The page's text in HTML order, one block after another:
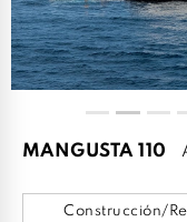
MANGUSTA 110
Construcción/